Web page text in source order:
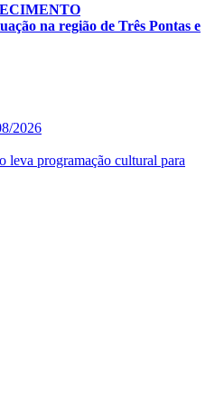
na região de Três Pontas e
2026
leva programação cultural para